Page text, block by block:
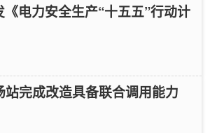
电力安全生产“十五五”行动计
站完成改造具备联合调用能力